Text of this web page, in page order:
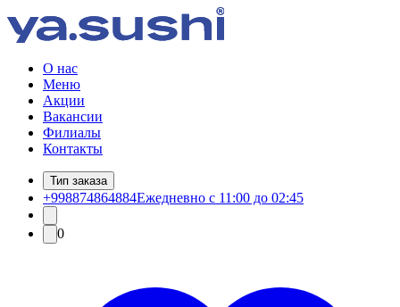
О нас
Меню
Акции
Вакансии
Филиалы
Контакты
Тип заказа
+998874864884Ежедневно с 11:00 до 02:45
0